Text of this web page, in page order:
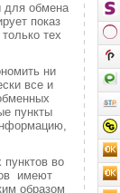
для обмена
показ
тех
ни
все и
пункты
во
имеют
образом